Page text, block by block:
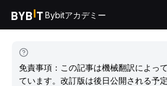
Bybitアカデミー
免責事項：この記事は機械翻訳によっ
ています。改訂版は後日公開される予定